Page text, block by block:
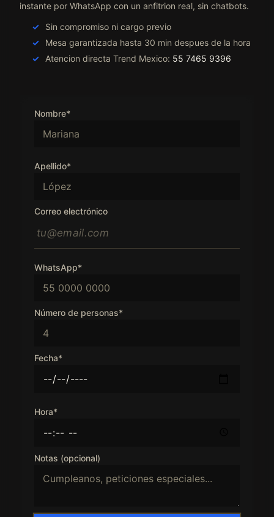
instante por WhatsApp con un anfitrion real, sin chatbots.
Sin compromiso ni cargo previo
Mesa garantizada hasta 30 min despues de la hora
Atencion directa Trend Mexico: 55 7465 9396
Nombre*
Apellido*
Correo electrónico
WhatsApp*
Número de personas*
Fecha*
Hora*
Notas (opcional)